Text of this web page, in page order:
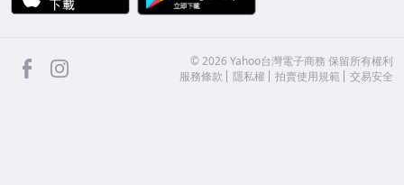
facebook ©2026 Yahoo台灣電子商務 保留所有權利
服務條款
隱私權 拍賣使用規範 交易安全